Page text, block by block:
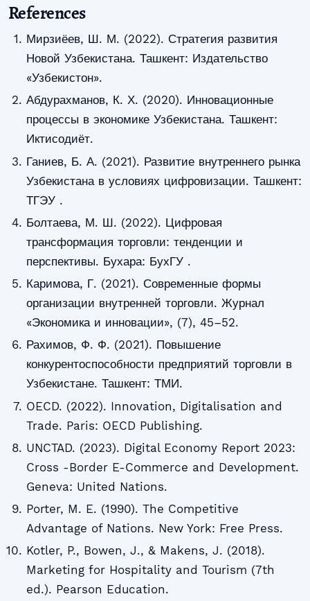
References
Мирзиёев, Ш. М. (2022). Стратегия развития
Новой Узбекистана. Ташкент: Издательство
«Узбекистон».
Абдурахманов, К. Х. (2020). Инновационные
процессы в экономике Узбекистана. Ташкент:
Иктисодиёт.
Ганиев, Б. А. (2021). Развитие внутреннего рынка
Узбекистана в условиях цифровизации. Ташкент:
ТГЭУ .
Болтаева, М. Ш. (2022). Цифровая
трансформация торговли: тенденции и
перспективы. Бухара: БухГУ .
Каримова, Г. (2021). Современные формы
организации внутренней торговли. Журнал
«Экономика и инновации», (7), 45–52.
Рахимов, Ф. Ф. (2021). Повышение
конкурентоспособности предприятий торговли в
Узбекистане. Ташкент: ТМИ.
OECD. (2022). Innovation, Digitalisation and
Trade. Paris: OECD Publishing.
UNCTAD. (2023). Digital Economy Report 2023:
Cross -Border E-Commerce and Development.
Geneva: United Nations.
Porter, M. E. (1990). The Competitive
Advantage of Nations. New York: Free Press.
Kotler, P., Bowen, J., & Makens, J. (2018).
Marketing for Hospitality and Tourism (7th
ed.). Pearson Education.